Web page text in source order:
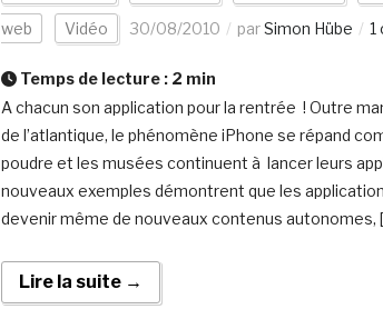
web Vidéo 30/08/2010 parSimon Hübe 1
Temps de lecture : 2 min
A chacun son application pour la rentrée ! Outre
de l’atlantique, le phénomène iPhone se répand
poudre et les musées continuent à lancer leurs
nouveaux exemples démontrent que les
devenir même de nouveaux contenus autonomes,
Lire la suite →